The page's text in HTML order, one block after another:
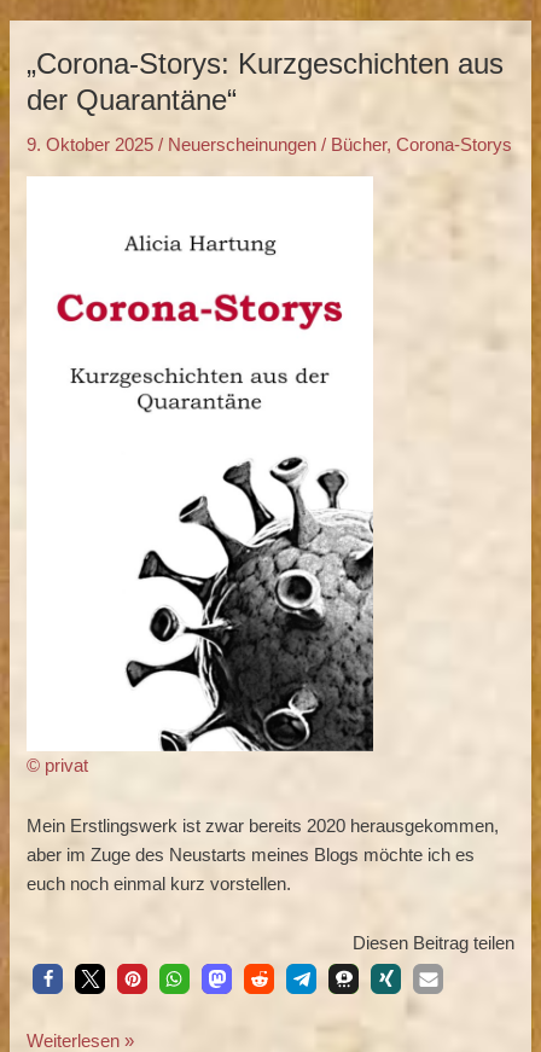
„Corona-Storys: Kurzgeschichten aus
der Quarantäne“
9. Oktober 2025/ Neuerscheinungen / Bücher,Corona-Storys
© privat
Mein Erstlingswerk ist zwar bereits 2020 herausgekommen,
aber im Zuge des Neustarts meines Blogs möchte ich es
euch noch einmal kurz vorstellen.
Diesen Beitrag teilen
„Corona-
Storys:
Kurzgeschichten
aus
der
Weiterlesen »